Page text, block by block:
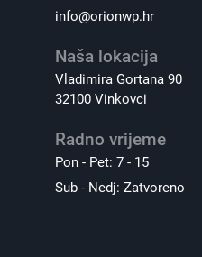
info@orionwp.hr
Naša lokacija
Vladimira Gortana 90
32100 Vinkovci
Radno vrijeme
Pon - Pet: 7 - 15
Sub - Nedj: Zatvoreno